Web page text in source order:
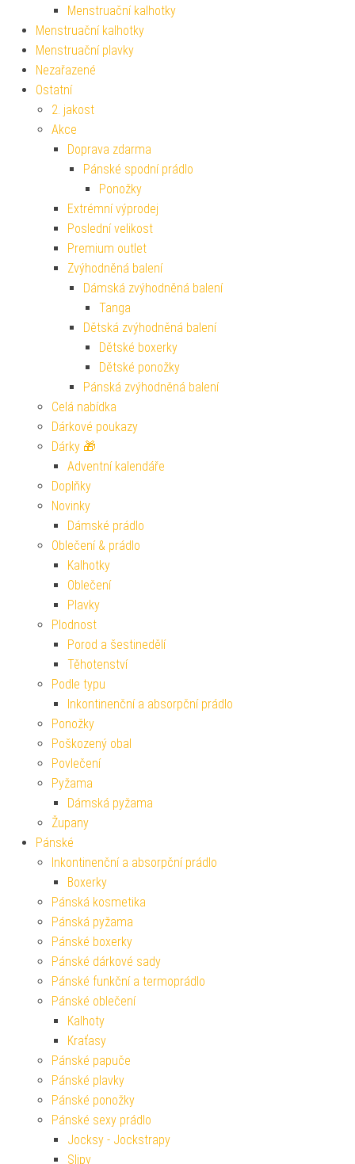
Menstruační kalhotky
Menstruační kalhotky
Menstruační plavky
Nezařazené
Ostatní
2. jakost
Akce
Doprava zdarma
Pánské spodní prádlo
Ponožky
Extrémní výprodej
Poslední velikost
Premium outlet
Zvýhodněná balení
Dámská zvýhodněná balení
Tanga
Dětská zvýhodněná balení
Dětské boxerky
Dětské ponožky
Pánská zvýhodněná balení
Celá nabídka
Dárkové poukazy
Dárky 🎁
Adventní kalendáře
Doplňky
Novinky
Dámské prádlo
Oblečení & prádlo
Kalhotky
Oblečení
Plavky
Plodnost
Porod a šestinedělí
Těhotenství
Podle typu
Inkontinenční a absorpční prádlo
Ponožky
Poškozený obal
Povlečení
Pyžama
Dámská pyžama
Župany
Pánské
Inkontinenční a absorpční prádlo
Boxerky
Pánská kosmetika
Pánská pyžama
Pánské boxerky
Pánské dárkové sady
Pánské funkční a termoprádlo
Pánské oblečení
Kalhoty
Kraťasy
Pánské papuče
Pánské plavky
Pánské ponožky
Pánské sexy prádlo
Jocksy - Jockstrapy
Slipy